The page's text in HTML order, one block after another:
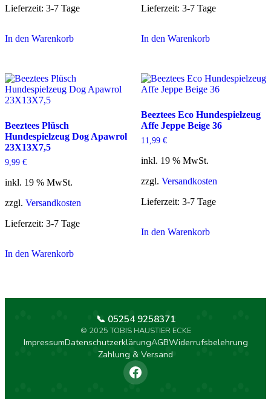
Lieferzeit: 3-7 Tage
In den Warenkorb
Lieferzeit: 3-7 Tage
In den Warenkorb
Beeztees Plüsch
Hundespielzeug Dog Apawrol
23X13X7,5
9,99 €
inkl. 19 % MwSt.
zzgl. Versandkosten
Lieferzeit: 3-7 Tage
In den Warenkorb
Beeztees Eco Hundespielzeug
Affe Jeppe Beige 36
11,99 €
inkl. 19 % MwSt.
zzgl. Versandkosten
Lieferzeit: 3-7 Tage
In den Warenkorb
ImpressumDatenschutzerklärungAGBWiderrufsbelehrung
Zahlung & Versand
📞 05254 9258371
© 2025 TOBIS HAUSTIER ECKE